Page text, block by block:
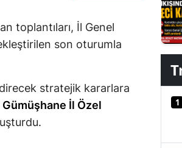
Hatay
Mersin
toplantıları, İl Genel
son oturumla
stratejik kararlara
Gümüşhane İl Özel
1